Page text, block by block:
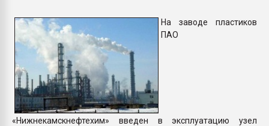
Всё, что касается
На заводе пластиков
ПАО
«Нижнекамскнефтехим» введен в эксплуатацию узел